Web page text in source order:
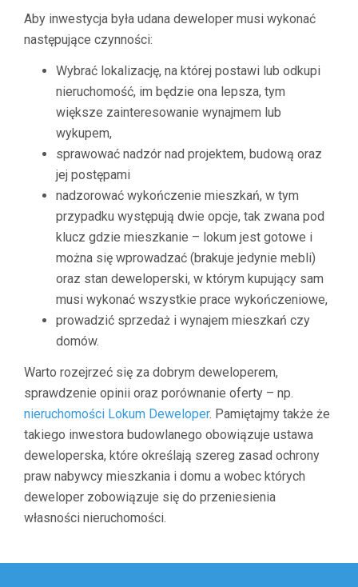
Aby inwestycja była udana deweloper musi wykonać
następujące czynności:
Wybrać lokalizację, na której postawi lub odkupi
nieruchomość, im będzie ona lepsza, tym
większe zainteresowanie wynajmem lub
wykupem,
sprawować nadzór nad projektem, budową oraz
jej postępami
nadzorować wykończenie mieszkań, w tym
przypadku występują dwie opcje, tak zwana pod
klucz gdzie mieszkanie – lokum jest gotowe i
można się wprowadzać (brakuje jedynie mebli)
oraz stan deweloperski, w którym kupujący sam
musi wykonać wszystkie prace wykończeniowe,
prowadzić sprzedaż i wynajem mieszkań czy
domów.
Warto rozejrzeć się za dobrym deweloperem,
sprawdzenie opinii oraz porównanie oferty – np.
nieruchomości Lokum Deweloper. Pamiętajmy także że
takiego inwestora budowlanego obowiązuje ustawa
deweloperska, które określają szereg zasad ochrony
praw nabywcy mieszkania i domu a wobec których
deweloper zobowiązuje się do przeniesienia
własności nieruchomości.